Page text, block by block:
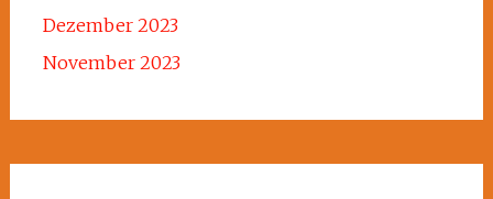
Dezember 2023
November 2023